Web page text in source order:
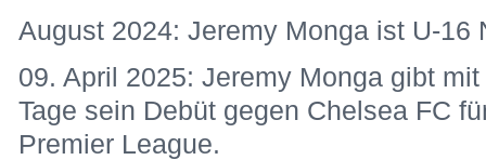
August 2024: Jeremy Monga ist U-16
09. April 2025: Jeremy Monga gibt
Tage sein Debüt gegen Chelsea FC
Premier League.